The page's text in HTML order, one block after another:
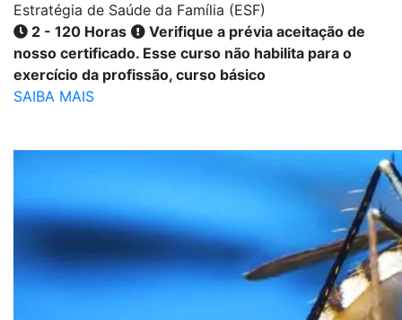
Estratégia de Saúde da Família (ESF)
2 - 120 Horas
Verifique a prévia aceitação de
nosso certificado. Esse curso não habilita para o
exercício da profissão, curso básico
SAIBA MAIS